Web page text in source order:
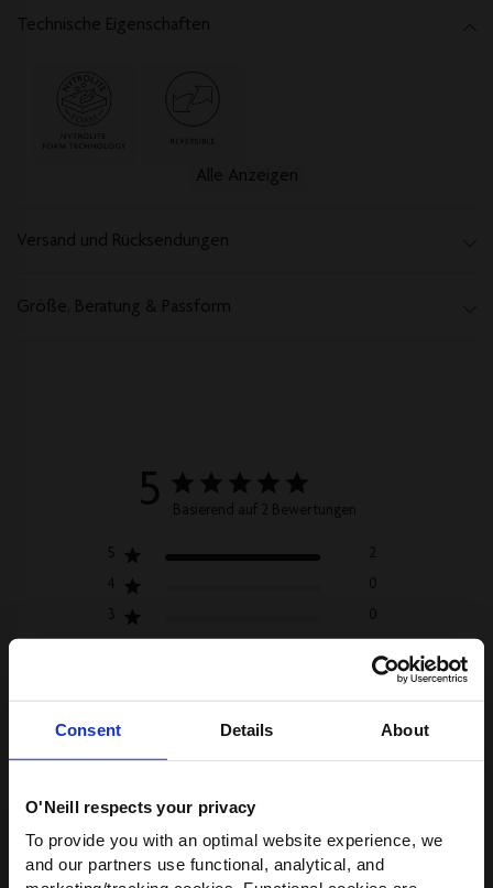
Consent Details About
O'Neill respects your privacy
To provide you with an optimal website experience, we
and our partners use functional, analytical, and
Technische Eigenschaften
Alle Anzeigen
Versand und Rücksendungen
Größe, Beratung & Passform
5 Basierend auf 2 Bewertungen
5
2
4
0
3
0
0
suchen
Sortieren nach: Neueste
WIR HABEN ETWAS FÜR
DICH!